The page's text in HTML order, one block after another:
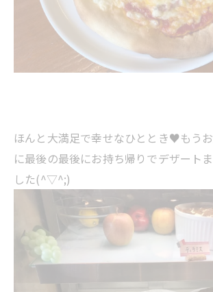
ほんと大満足で幸せなひととき♥もう
に最後の最後にお持ち帰りでデザート
した(^▽^;)